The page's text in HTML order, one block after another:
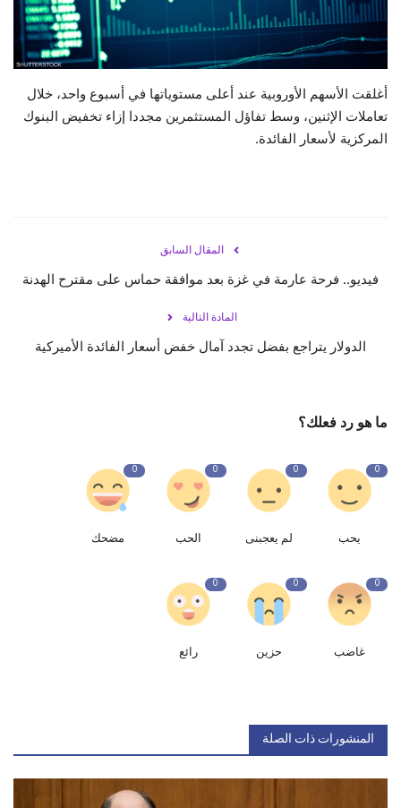
حياة
أغلقت الأسهم الأوروبية عند أعلى مستوياتها في أسبوع واحد، خلال
تعاملات الإثنين، وسط تفاؤل المستثمرين مجددا إزاء تخفيض البنوك
المركزية لأسعار الفائدة.
المقال السابق
فيديو.. فرحة عارمة في غزة بعد موافقة حماس على مقترح الهدنة
المادة التالية
الدولار يتراجع بفضل تجدد آمال خفض أسعار الفائدة الأميركية
ما هو رد فعلك؟
0
يحب
0
لم يعجبنى
0
الحب
0
مضحك
0
غاضب
0
حزين
0
رائع
المنشورات ذات الصلة